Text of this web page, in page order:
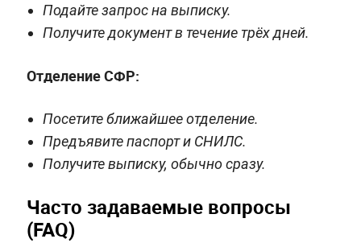
Подайте запрос на выписку.
Получите документ в течение трёх дней.
Отделение СФР:
Посетите ближайшее отделение.
Предъявите паспорт и СНИЛС.
Получите выписку, обычно сразу.
Часто задаваемые вопросы
(FAQ)